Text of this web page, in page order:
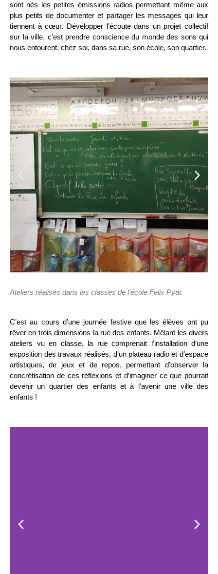
sont nés les petites émissions radios permettant même aux
plus petits de documenter et partager les messages qui leur
tiennent à cœur. Développer l’écoute dans un projet collectif
sur la ville, c’est prendre conscience du monde des sons qui
nous entourent, chez soi, dans sa rue, son école, son quartier.
Ateliers réalisés dans les classes de l’école Felix Pyat.
C’est au cours d’une journée festive que les élèves ont pu
rêver en trois dimensions la rue des enfants. Mêlant les divers
ateliers vu en classe, la rue comprenait l’installation d’une
exposition des travaux réalisés, d’un plateau radio et d’espace
artistiques, de jeux et de repos, permettant d’observer la
concrétisation de ces réflexions et d’imaginer ce que pourrait
devenir un quartier des enfants et à l’avenir une ville des
enfants !